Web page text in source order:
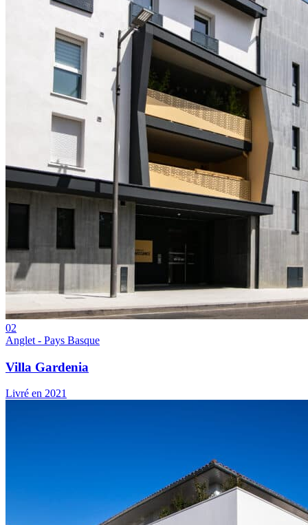
02
Anglet - Pays Basque
Villa Gardenia
Livré en 2021